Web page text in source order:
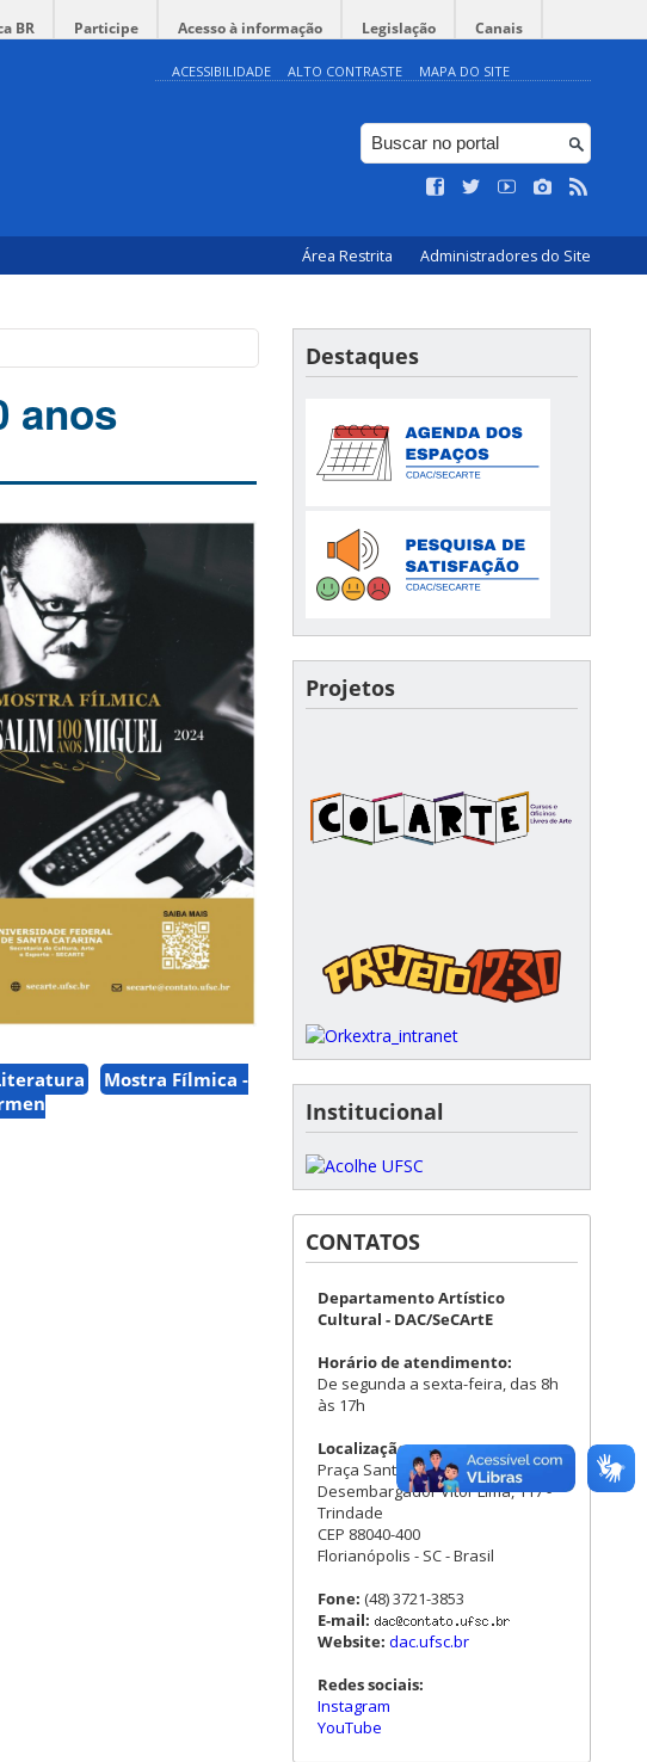
BR Participe Acesso à informação Legislação Canais
ACESSIBILIDADE ALTO CONTRASTE MAPA DO SITE
Área Restrita Administradores do Site
anos
Mostra Fílmica -
Destaques
Projetos
Institucional
CONTATOS
Departamento Artístico
Cultural - DAC/SeCArtE
Horário de atendimento:
De segunda a sexta-feira, das 8h
às 17h
Localização:
Praça Santos Dumont - Rua
Desembargador Vitor Lima, 117 -
Trindade
CEP 88040-400
Florianópolis - SC - Brasil
Fone: (48) 3721-3853
E-mail:
Website: dac.ufsc.br
Redes sociais:
Instagram
YouTube